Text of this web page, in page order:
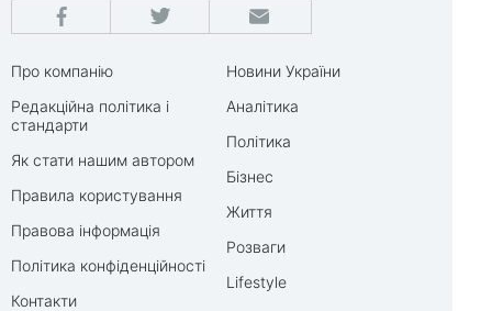
Про компанію
Редакційна політика і
стандарти
Як стати нашим автором
Правила користування
Правова інформація
Політика конфіденційності
Контакти
Новини України
Аналітика
Політика
Бізнес
Життя
Розваги
Lifestyle